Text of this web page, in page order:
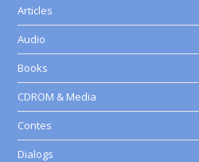
Articles
Audio
Books
CDROM & Media
Contes
Dialogs